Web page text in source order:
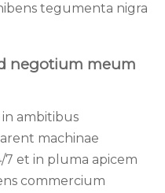
tegumenta nigra
negotium meum
ambitibus
machinae
et in pluma apicem
commercium